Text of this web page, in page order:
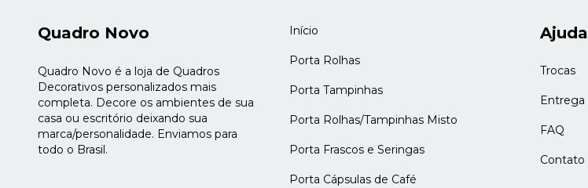
Quadro Novo
Quadro Novo é a loja de Quadros
Decorativos personalizados mais
completa. Decore os ambientes de sua
casa ou escritório deixando sua
marca/personalidade. Enviamos para
todo o Brasil.
Início
Porta Rolhas
Porta Tampinhas
Porta Rolhas/Tampinhas Misto
Porta Frascos e Seringas
Porta Cápsulas de Café
Ajuda
Trocas
Entrega
FAQ
Contato